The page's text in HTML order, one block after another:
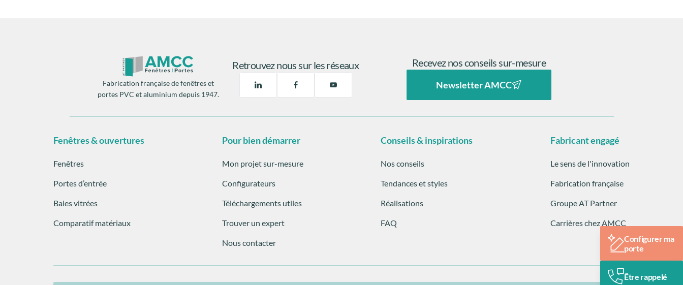
Fabrication française de fenêtres et
portes PVC et aluminium depuis 1947.
Retrouvez nous sur les réseaux Recevez nos conseils sur-mesure
Newsletter AMCC
Fenêtres & ouvertures
Fenêtres
Portes d’entrée
Baies vitrées
Comparatif matériaux
Pour bien démarrer
Mon projet sur-mesure
Configurateurs
Téléchargements utiles
Trouver un expert
Nous contacter
Conseils & inspirations
Nos conseils
Tendances et styles
Réalisations
FAQ
Fabricant engagé
Le sens de l'innovation
Fabrication française
Groupe AT Partner
Carrières chez AMCC
Configurer ma
porte
Être rappelé